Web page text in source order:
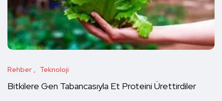
Rehber Teknoloji
Bitkilere Gen Tabancasıyla Et Proteini Ürettirdiler